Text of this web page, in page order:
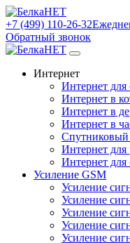
+7 (499) 110-26-32
Обратный звонок
Интернет
Интернет для
Интернет в
Интернет в
Интернет в
Спутниковый
Интернет для
Интернет для
Усиление GSM
Усиление
Усиление
Усиление
Усиление
Усиление